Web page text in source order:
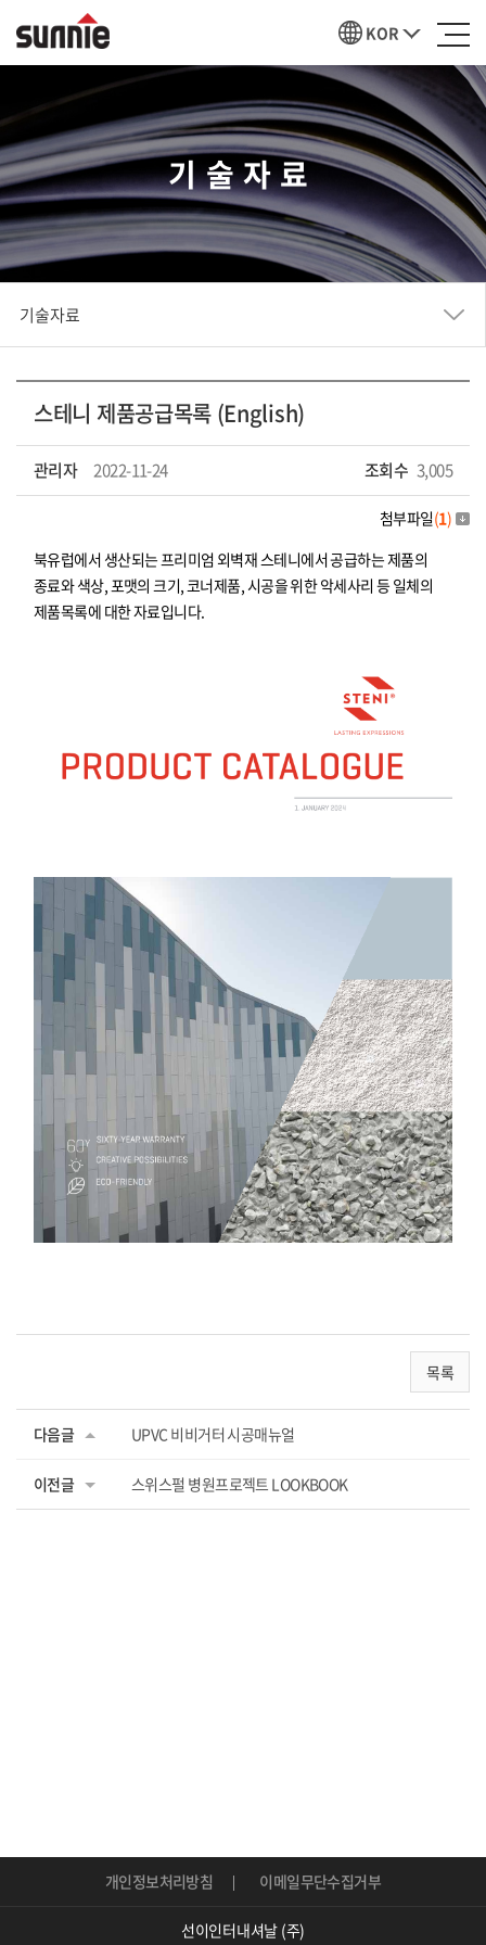
KOR
기술자료
기술자료
스테니 제품공급목록 (English)
관리자 2022-11-24 조회수 3,005
첨부파일(1)
북유럽에서 생산되는 프리미엄 외벽재 스테니에서 공급하는 제품의
종료와 색상, 포맷의 크기, 코너제품, 시공을 위한 악세사리 등 일체의
제품목록에 대한 자료입니다.
목록
다음글 UPVC 비비거터 시공매뉴얼
이전글 스위스펄 병원프로젝트 LOOKBOOK
개인정보처리방침 이메일무단수집거부
선이인터내셔날 (주)